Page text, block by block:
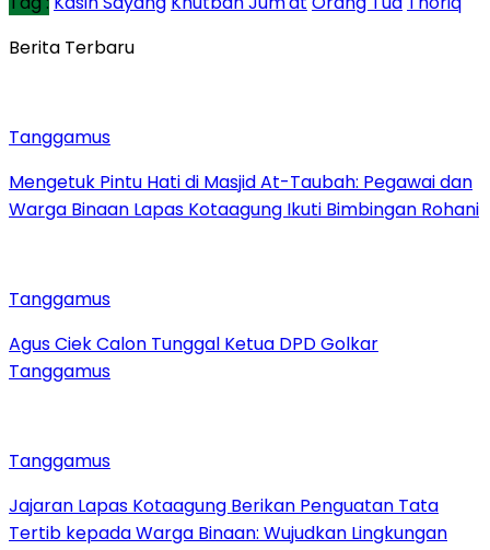
Berita Terbaru
Tanggamus
Mengetuk Pintu Hati di Masjid At-Taubah: Pegawai dan
Warga Binaan Lapas Kotaagung Ikuti Bimbingan Rohani
Tanggamus
Agus Ciek Calon Tunggal Ketua DPD Golkar
Tanggamus
Tanggamus
Jajaran Lapas Kotaagung Berikan Penguatan Tata
Tertib kepada Warga Binaan: Wujudkan Lingkungan